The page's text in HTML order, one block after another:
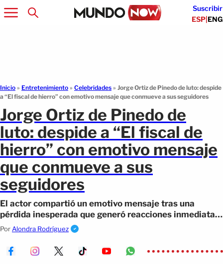
Suscribir
ESP|ENG
Inicio » Entretenimiento » Celebridades » Jorge Ortiz de Pinedo de luto: despide
a “El fiscal de hierro” con emotivo mensaje que conmueve a sus seguidores
Jorge Ortiz de Pinedo de
luto: despide a “El fiscal de
hierro” con emotivo mensaje
que conmueve a sus
seguidores
El actor compartió un emotivo mensaje tras una
pérdida inesperada que generó reacciones inmediatas
en plataformas digitales.
Por Alondra Rodríguez